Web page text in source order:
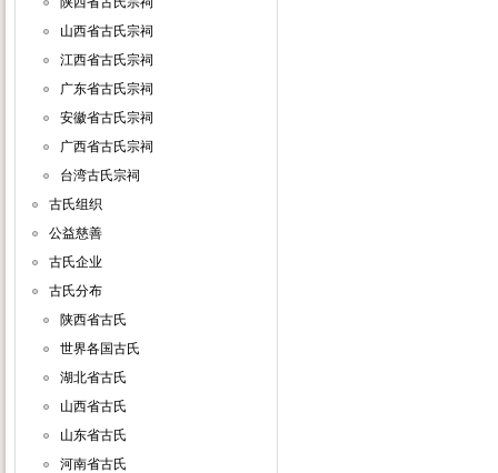
山西省古氏宗祠
江西省古氏宗祠
广东省古氏宗祠
安徽省古氏宗祠
广西省古氏宗祠
台湾古氏宗祠
古氏组织
公益慈善
古氏企业
古氏分布
陕西省古氏
世界各国古氏
湖北省古氏
山西省古氏
山东省古氏
河南省古氏